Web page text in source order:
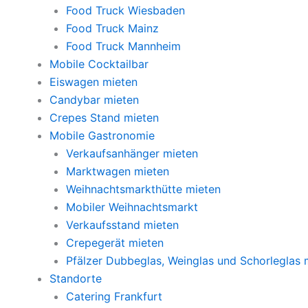
Food Truck Wiesbaden
Food Truck Mainz
Food Truck Mannheim
Mobile Cocktailbar
Eiswagen mieten
Candybar mieten
Crepes Stand mieten
Mobile Gastronomie
Verkaufsanhänger mieten
Marktwagen mieten
Weihnachtsmarkthütte mieten
Mobiler Weihnachtsmarkt
Verkaufsstand mieten
Crepegerät mieten
Pfälzer Dubbeglas, Weinglas und Schorleglas
Standorte
Catering Frankfurt